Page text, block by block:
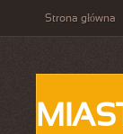
Strona główna